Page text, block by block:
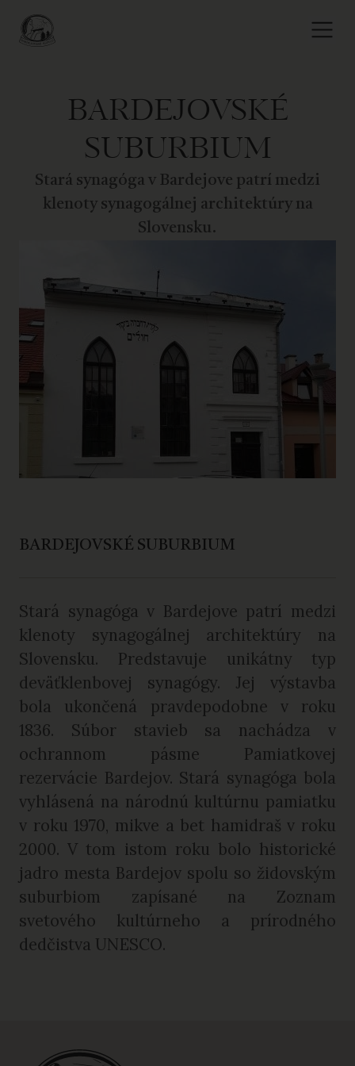
BARDEJOVSKÉ
SUBURBIUM
Stará synagóga v Bardejove patrí medzi
klenoty synagogálnej architektúry na
Slovensku.
BARDEJOVSKÉ SUBURBIUM
Stará synagóga v Bardejove patrí medzi
klenoty synagogálnej architektúry na
Slovensku. Predstavuje unikátny typ
deväťklenbovej synagógy. Jej výstavba
bola ukončená pravdepodobne v roku
1836. Súbor stavieb sa nachádza v
ochrannom pásme Pamiatkovej
rezervácie Bardejov. Stará synagóga bola
vyhlásená na národnú kultúrnu pamiatku
v roku 1970, mikve a bet hamidraš v roku
2000. V tom istom roku bolo historické
jadro mesta Bardejov spolu so židovským
suburbiom zapísané na Zoznam
svetového kultúrneho a prírodného
dedčistva UNESCO.